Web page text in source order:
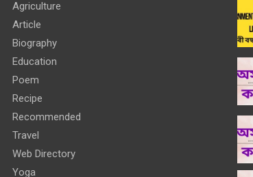
Agriculture
Article
Biography
Education
Poem
Recipe
Recommended
Travel
Web Directory
Yoga